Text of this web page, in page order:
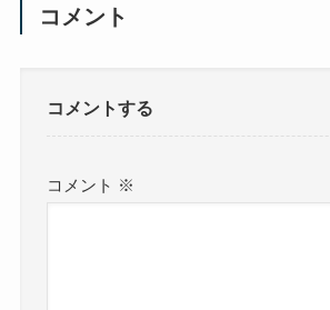
コメント
コメントする
コメント ※